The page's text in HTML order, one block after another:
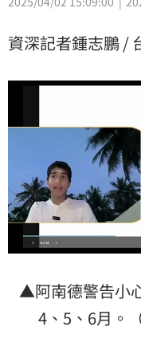
資深記者鍾志鵬 /
▲阿南德警告小
4、5、6月。